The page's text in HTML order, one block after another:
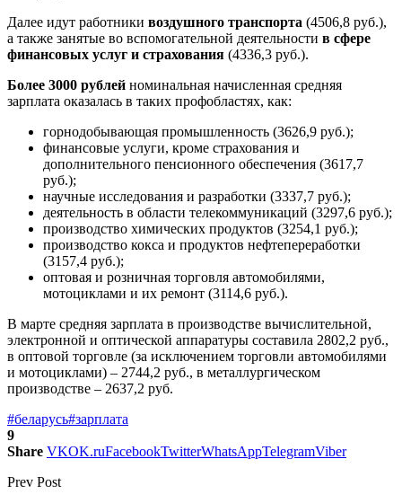
Далее идут работники воздушного транспорта (4506,8 руб.),
а также занятые во вспомогательной деятельности в сфере
финансовых услуг и страхования (4336,3 руб.).
Более 3000 рублей номинальная начисленная средняя
зарплата оказалась в таких профобластях, как:
горнодобывающая промышленность (3626,9 руб.);
финансовые услуги, кроме страхования и
дополнительного пенсионного обеспечения (3617,7
руб.);
научные исследования и разработки (3337,7 руб.);
деятельность в области телекоммуникаций (3297,6 руб.);
производство химических продуктов (3254,1 руб.);
производство кокса и продуктов нефтепереработки
(3157,4 руб.);
оптовая и розничная торговля автомобилями,
мотоциклами и их ремонт (3114,6 руб.).
В марте средняя зарплата в производстве вычислительной,
электронной и оптической аппаратуры составила 2802,2 руб.,
в оптовой торговле (за исключением торговли автомобилями
и мотоциклами) – 2744,2 руб., в металлургическом
производстве – 2637,2 руб.
#беларусь#зарплата
9
Share VKOK.ruFacebookTwitterWhatsAppTelegramViber
Prev Post